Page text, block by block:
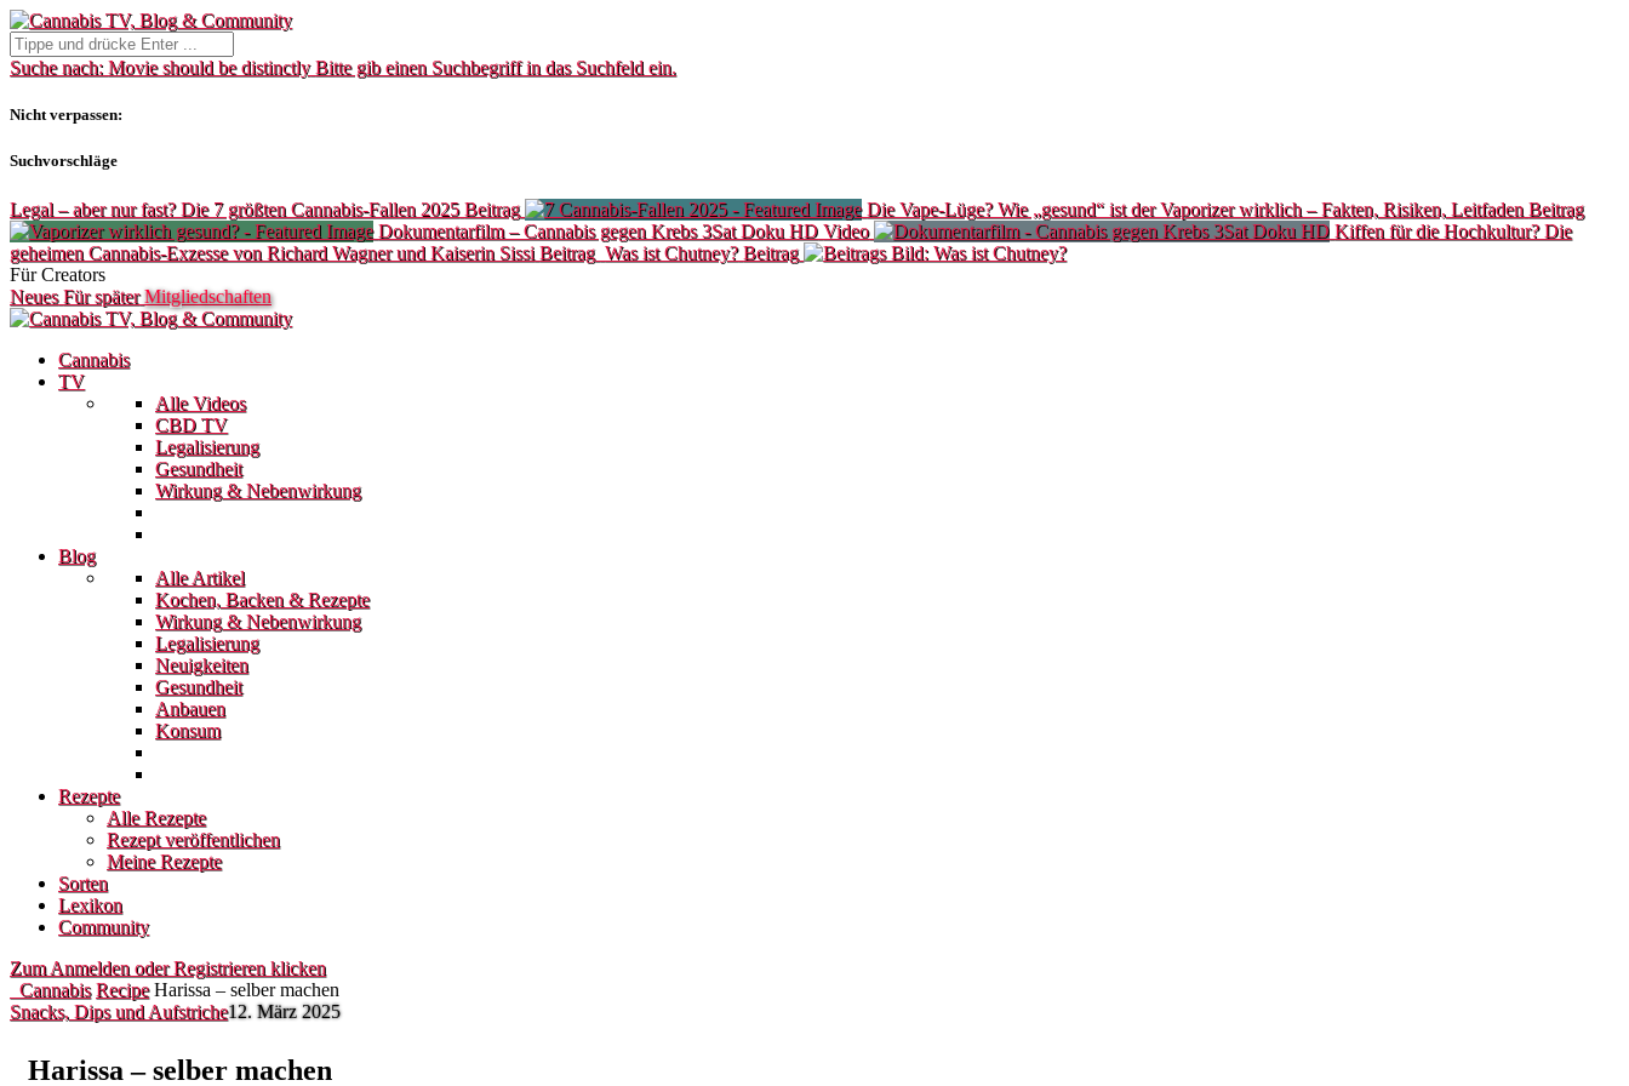
Suche nach: Movie should be distinctly Bitte gib einen Suchbegriff in das Suchfeld ein.
Nicht verpassen:
Suchvorschläge
Legal – aber nur fast? Die 7 größten Cannabis-Fallen 2025 Beitrag Die Vape‑Lüge? Wie „gesund“ ist der Vaporizer wirklich – Fakten, Risiken, Leitfaden Beitrag
Dokumentarfilm – Cannabis gegen Krebs 3Sat Doku HD Video
Kiffen für die Hochkultur? Die
geheimen Cannabis-Exzesse von Richard Wagner und Kaiserin Sissi Beitrag Was ist Chutney? Beitrag
Für Creators
Neues Für später Mitgliedschaften
Cannabis
TV
Alle Videos
CBD TV
Legalisierung
Gesundheit
Wirkung & Nebenwirkung
Blog
Alle Artikel
Kochen, Backen & Rezepte
Wirkung & Nebenwirkung
Legalisierung
Neuigkeiten
Gesundheit
Anbauen
Konsum
Rezepte
Alle Rezepte
Rezept veröffentlichen
Meine Rezepte
Sorten
Lexikon
Community
Zum Anmelden oder Registrieren klicken
Cannabis Recipe Harissa – selber machen
Snacks, Dips und Aufstriche12. März 2025
Harissa – selber machen